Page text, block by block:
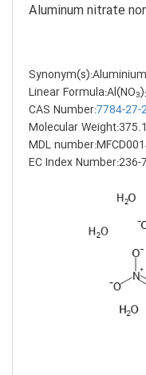
Aluminum nitrate
Linear Formula:Al(NO3)
CAS Number:7784-27-
Molecular
MDL
EC Index Number:236-